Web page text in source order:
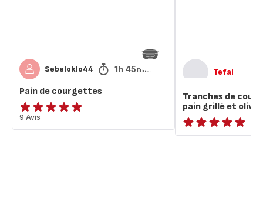
Sebeloklo44 1h 45min
Pain de courgettes
ratings.4.9
9 Avis
Tefal
Tranches de
pain grillé et olives
ratings.NaN